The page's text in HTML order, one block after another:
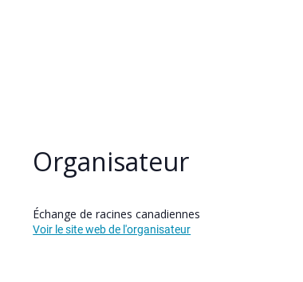
Organisateur
Échange de racines canadiennes
Voir le site web de l'organisateur